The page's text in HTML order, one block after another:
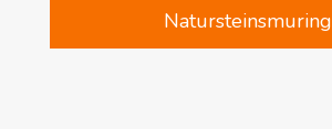
Natursteinsmuring